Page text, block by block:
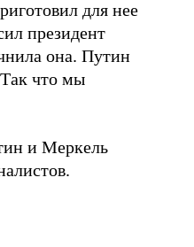
для нее
президент
она. Путин
что мы
и Меркель